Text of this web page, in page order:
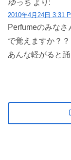
ゆっち より:
2010年4月24日 3:31
Perfumeのみな
で覚えますか？？
あんな軽がると